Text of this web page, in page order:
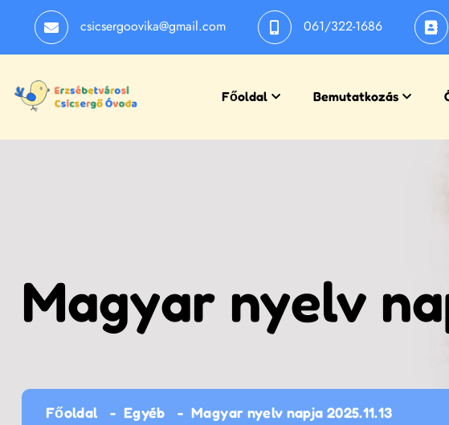
csicsergoovika@gmail.com 061/322-1686
Főoldal Bemutatkozás
Magyar nyelv
Főoldal Egyéb Magyar nyelv napja 2025.11.13